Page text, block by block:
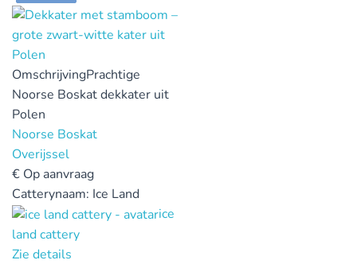
OmschrijvingPrachtige
Noorse Boskat dekkater uit
Polen
Noorse Boskat
Overijssel
€ Op aanvraag
Catterynaam: Ice Land
ice
land cattery
Zie details